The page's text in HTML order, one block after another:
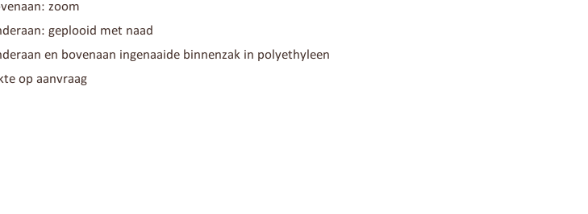
zoom
geplooid met naad
en bovenaan ingenaaide binnenzak in polyethyleen
op aanvraag